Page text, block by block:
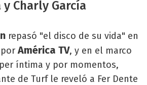
Charly García
repasó "el disco de su vida" en
porAmérica TV, y en el marco
íntima y por momentos,
de Turf le reveló a Fer Dente